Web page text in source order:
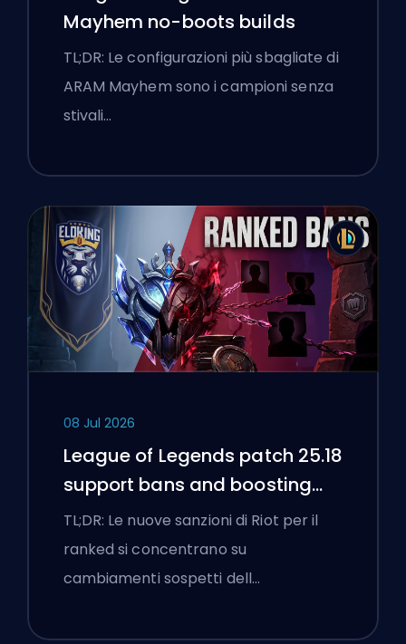
Mayhem no-boots builds
TL;DR: Le configurazioni più sbagliate di
ARAM Mayhem sono i campioni senza
stivali…
08 Jul 2026
League of Legends patch 25.18
support bans and boosting
flags
TL;DR: Le nuove sanzioni di Riot per il
ranked si concentrano su
cambiamenti sospetti dell…